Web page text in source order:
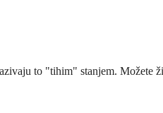
to "tihim" stanjem. Možete